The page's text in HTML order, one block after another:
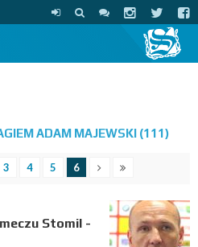
ADAM MAJEWSKI (111)
3 4 5 6
Stomil -